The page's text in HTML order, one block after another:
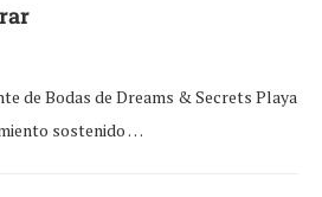
de Bodas de Dreams & Secrets Playa
sostenido …